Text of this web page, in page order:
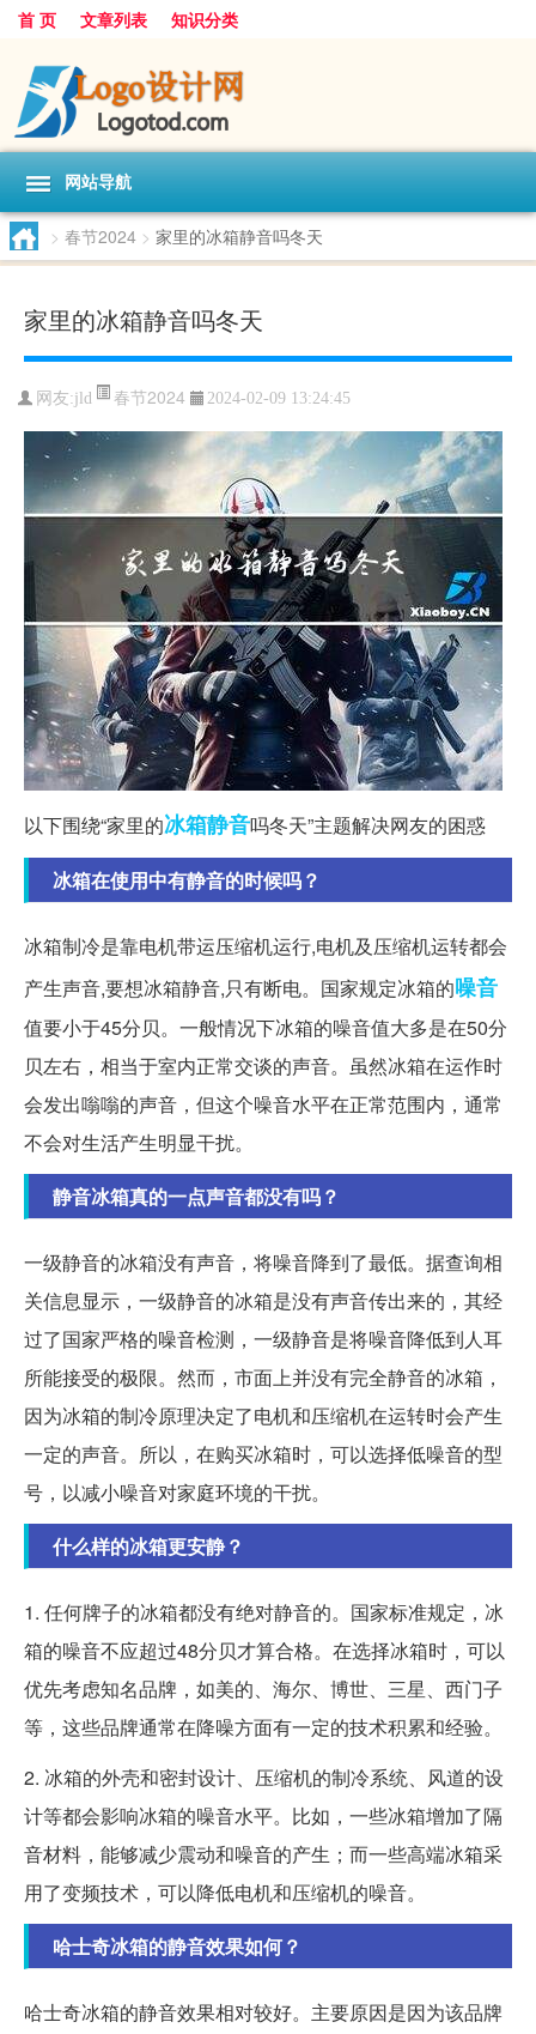
首 页 文章列表 知识分类
网站导航
> 春节2024 > 家里的冰箱静音吗冬天
家里的冰箱静音吗冬天
网友:jld 春节2024 2024-02-09 13:24:45
以下围绕“家里的冰箱静音吗冬天”主题解决网友的困惑
冰箱在使用中有静音的时候吗？
冰箱制冷是靠电机带运压缩机运行,电机及压缩机运转都会
产生声音,要想冰箱静音,只有断电。国家规定冰箱的噪音
值要小于45分贝。一般情况下冰箱的噪音值大多是在50分
贝左右，相当于室内正常交谈的声音。虽然冰箱在运作时
会发出嗡嗡的声音，但这个噪音水平在正常范围内，通常
不会对生活产生明显干扰。
静音冰箱真的一点声音都没有吗？
一级静音的冰箱没有声音，将噪音降到了最低。据查询相
关信息显示，一级静音的冰箱是没有声音传出来的，其经
过了国家严格的噪音检测，一级静音是将噪音降低到人耳
所能接受的极限。然而，市面上并没有完全静音的冰箱，
因为冰箱的制冷原理决定了电机和压缩机在运转时会产生
一定的声音。所以，在购买冰箱时，可以选择低噪音的型
号，以减小噪音对家庭环境的干扰。
什么样的冰箱更安静？
1. 任何牌子的冰箱都没有绝对静音的。国家标准规定，冰
箱的噪音不应超过48分贝才算合格。在选择冰箱时，可以
优先考虑知名品牌，如美的、海尔、博世、三星、西门子
等，这些品牌通常在降噪方面有一定的技术积累和经验。
2. 冰箱的外壳和密封设计、压缩机的制冷系统、风道的设
计等都会影响冰箱的噪音水平。比如，一些冰箱增加了隔
音材料，能够减少震动和噪音的产生；而一些高端冰箱采
用了变频技术，可以降低电机和压缩机的噪音。
哈士奇冰箱的静音效果如何？
哈士奇冰箱的静音效果相对较好。主要原因是因为该品牌